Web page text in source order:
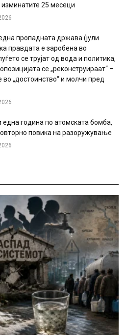
изминатите 25 месеци
пропадната држава (јули
правдата е заробена во
се трујат од вода и политика,
се „реконструираат“ –
во „достоинство“ и молчи пред
една година по атомската бомба,
повика на разоружување